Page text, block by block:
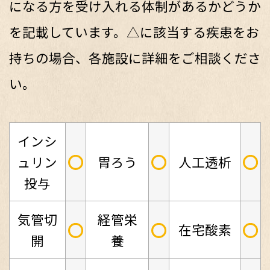
になる方を受け入れる体制があるかどうか
を記載しています。△に該当する疾患をお
持ちの場合、各施設に詳細をご相談くださ
い。
インシ
ュリン
投与
○ 胃ろう ○ 人工透析 ○
気管切
開
○
経管栄
養
○ 在宅酸素 ○